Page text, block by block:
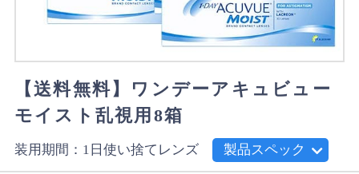
【送料無料】ワンデーアキュビュー
モイスト乱視用8箱
装用期間：1日使い捨てレンズ 製品スペック